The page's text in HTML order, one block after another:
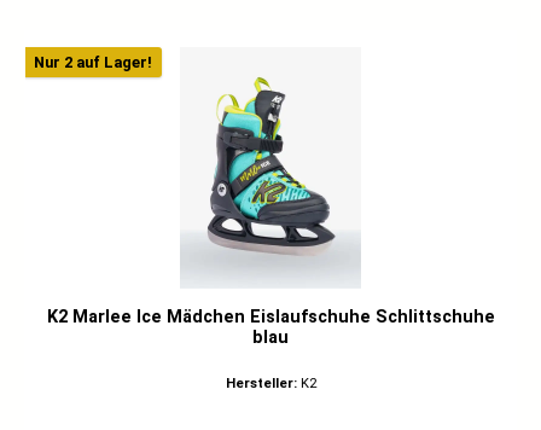
Nur 2 auf Lager!
K2 Marlee Ice Mädchen Eislaufschuhe Schlittschuhe
blau
Hersteller: K2